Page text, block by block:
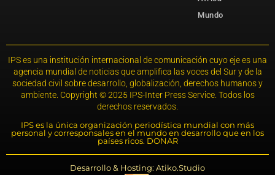
Mundo
IPS es una institución internacional de comunicación cuyo eje es una
agencia mundial de noticias que amplifica las voces del Sur y de la
sociedad civil sobre desarrollo, globalización, derechos humanos y
ambiente. Copyright © 2025 IPS-Inter Press Service. Todos los
derechos reservados.
IPS es la única organización periodística mundial con más
personal y corresponsales en el mundo en desarrollo que en los
países ricos. DONAR
Desarrollo & Hosting: Atiko.Studio